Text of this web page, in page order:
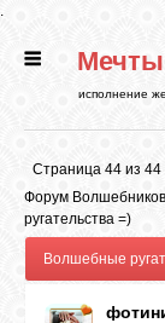
.
ГЛАВНАЯ
РИТУАЛЫ
исполнение
Страница 44 из 44
Форум Волшебников
ругательства =)
Волшебные